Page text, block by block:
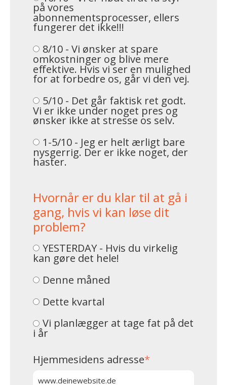
på vores
abonnementsprocesser, ellers
fungerer det ikke!!!
8/10 - Vi ønsker at spare
omkostninger og blive mere
effektive. Hvis vi ser en mulighed
for at forbedre os, går vi den vej.
5/10 - Det går faktisk ret godt.
Vi er ikke under noget pres og
ønsker ikke at stresse os selv.
1-5/10 - Jeg er helt ærligt bare
nysgerrig. Der er ikke noget, der
haster.
Hvornår er du klar til at gå i
gang, hvis vi kan løse dit
problem?
YESTERDAY - Hvis du virkelig
kan gøre det hele!
Denne måned
Dette kvartal
Vi planlægger at tage fat på det
i år
Hjemmesidens adresse*